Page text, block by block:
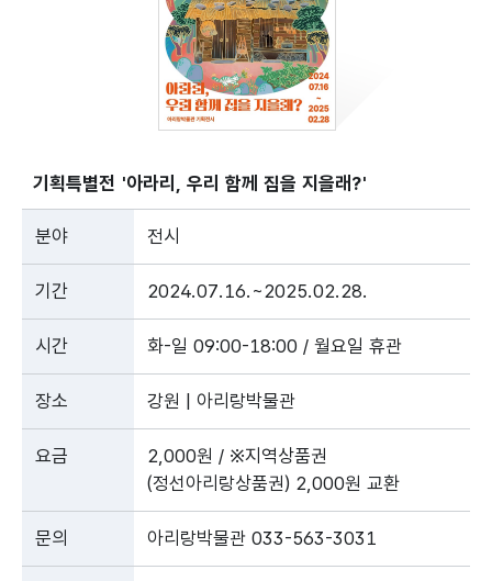
기획특별전 '아라리, 우리 함께 집을 지을래?'
분야 전시
기간 2024.07.16.~2025.02.28.
시간 화-일 09:00-18:00 / 월요일 휴관
장소 강원 | 아리랑박물관
요금
2,000원 / ※지역상품권
(정선아리랑상품권) 2,000원 교환
문의 아리랑박물관 033-563-3031